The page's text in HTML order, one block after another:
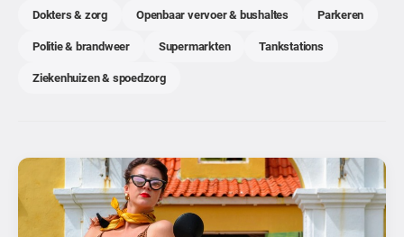
Dokters & zorg
Openbaar vervoer & bushaltes
Parkeren
Politie & brandweer
Supermarkten
Tankstations
Ziekenhuizen & spoedzorg